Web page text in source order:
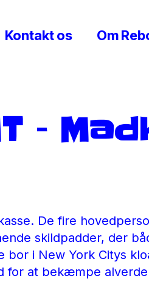
Kontakt os Om
–
De fire
skildpadder, der
bor i New York Citys
for at bekæmpe